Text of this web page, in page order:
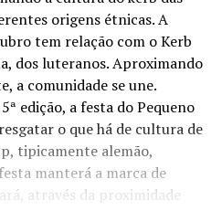
origens étnicas. A
tem relação com o Kerb
dos luteranos. Aproximando
a comunidade se une.
edição, a festa do Pequeno
o que há de cultura de
tipicamente alemão,
manterá a marca de
através da proximidade